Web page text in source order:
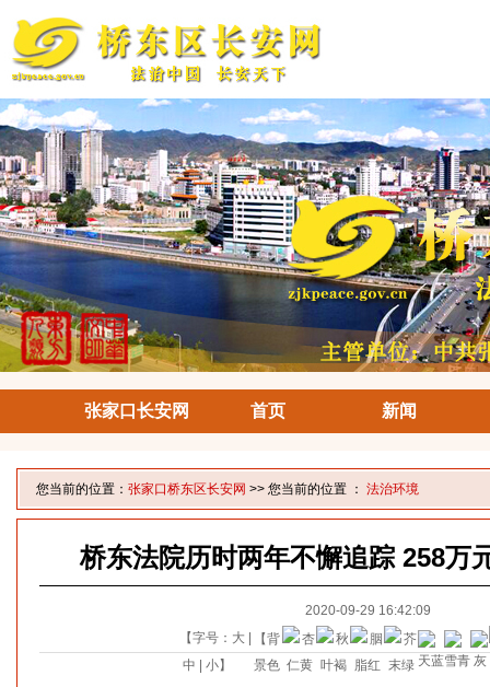
张家口长安网 首页 新闻
您当前的位置： 张家口桥东区长安网 >> 您当前的位置 ： 法治环境
桥东法院历时两年不懈追踪 258万
2020-09-29 16:42:09
【字号： 大
中
小】
【背
景色